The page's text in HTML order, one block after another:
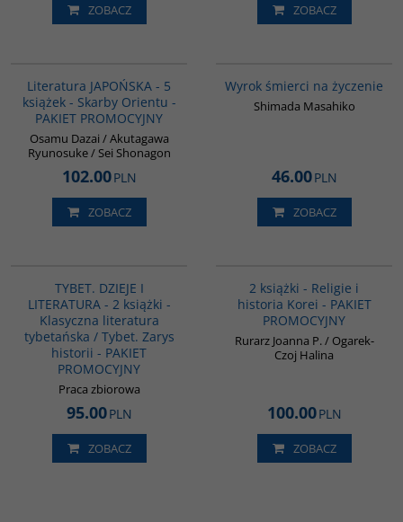
ZOBACZ ZOBACZ
Literatura JAPOŃSKA - 5
książek - Skarby Orientu -
PAKIET PROMOCYJNY
Osamu Dazai / Akutagawa
Ryunosuke / Sei Shonagon
102.00PLN
ZOBACZ
Wyrok śmierci na życzenie
Shimada Masahiko
46.00PLN
ZOBACZ
TYBET. DZIEJE I
LITERATURA - 2 książki -
Klasyczna literatura
tybetańska / Tybet. Zarys
historii - PAKIET
PROMOCYJNY
Praca zbiorowa
95.00PLN
ZOBACZ
2 książki - Religie i
historia Korei - PAKIET
PROMOCYJNY
Rurarz Joanna P. / Ogarek-
Czoj Halina
100.00PLN
ZOBACZ